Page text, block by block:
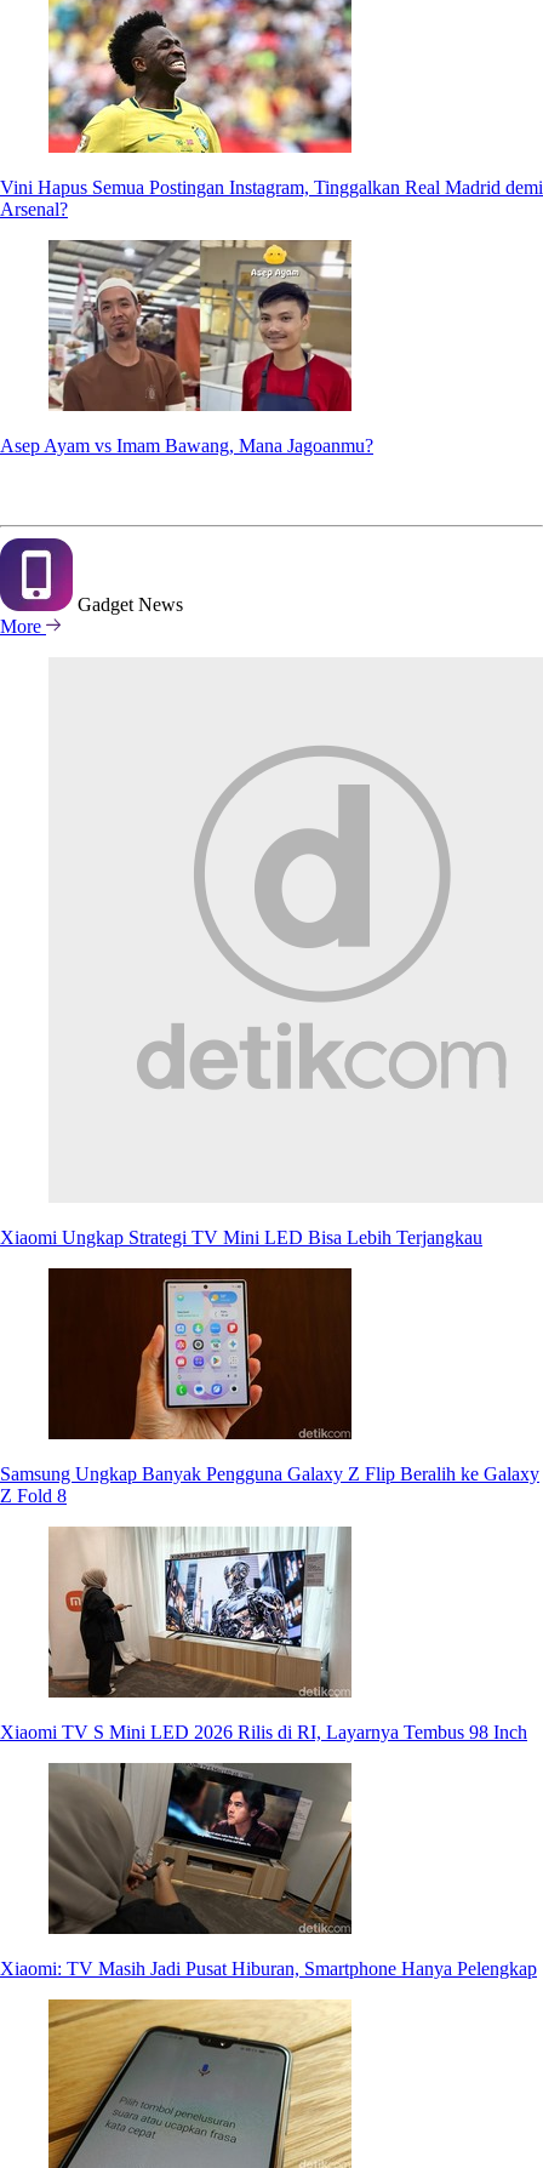
Vini Hapus Semua Postingan Instagram, Tinggalkan Real Madrid demi
Arsenal?
Asep Ayam vs Imam Bawang, Mana Jagoanmu?
GadgetNews
More
Xiaomi Ungkap Strategi TV Mini LED Bisa Lebih Terjangkau
Samsung Ungkap Banyak Pengguna Galaxy Z Flip Beralih ke Galaxy
Z Fold 8
Xiaomi TV S Mini LED 2026 Rilis di RI, Layarnya Tembus 98 Inch
Xiaomi: TV Masih Jadi Pusat Hiburan, Smartphone Hanya Pelengkap